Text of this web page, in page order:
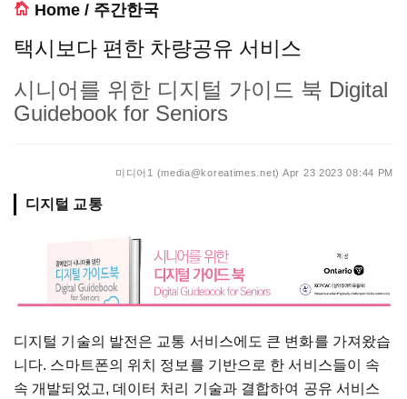
Home / 주간한국
택시보다 편한 차량공유 서비스
시니어를 위한 디지털 가이드 북 Digital
Guidebook for Seniors
미디어1 (media@koreatimes.net) Apr 23 2023 08:44 PM
디지털 교통
디지털 기술의 발전은 교통 서비스에도 큰 변화를 가져왔습
니다. 스마트폰의 위치 정보를 기반으로 한 서비스들이 속
속 개발되었고, 데이터 처리 기술과 결합하여 공유 서비스